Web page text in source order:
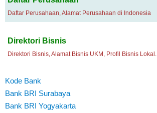
Daftar Perusahaan, Alamat Perusahaan di Indonesia
Direktori Bisnis
Direktori Bisnis, Alamat Bisnis UKM, Profil Bisnis Lokal.
Kode Bank
Bank BRI Surabaya
Bank BRI Yogyakarta